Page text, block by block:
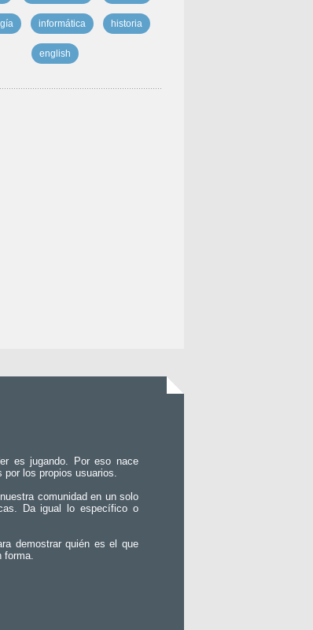
informática historia
english
es jugando. Por eso nace
por los propios usuarios.
comunidad en un solo
Da igual lo específico o
demostrar quién es el que
forma.